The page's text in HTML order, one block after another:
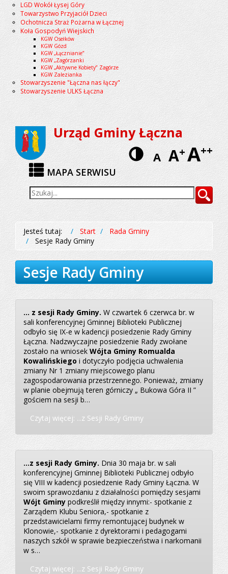
LGD Wokół Łysej Góry
Towarzystwo Przyjaciół Dzieci
Ochotnicza Straż Pożarna w Łącznej
Koła Gospodyń Wiejskich
KGW Osełków
KGW Gózd
KGW „Łącznianie”
KGW „Zagórzanki
KGW „Aktywne Kobiety” Zagórze
KGW Zalezianka
Stowarzyszenie "Łączna nas łączy"
Stowarzyszenie ULKS Łączna
Urząd Gminy Łączna
A A+A++
Wersja
MAPA SERWISU
Wyszukiwarka Szukaj
Jesteś tutaj: Start
Rada Gminy
Sesje Rady Gminy
Sesje Rady Gminy
... z sesji Rady Gminy. W czwartek 6 czerwca br. w
sali konferencyjnej Gminnej Biblioteki Publicznej
odbyło się IX-e w kadencji posiedzenie Rady Gminy
Łączna. Nadzwyczajne posiedzenie Rady zwołane
zostało na wniosek Wójta Gminy Romualda
Kowalińskiego i dotyczyło podjęcia uchwalenia
zmiany Nr 1 zmiany miejscowego planu
zagospodarowania przestrzennego. Ponieważ, zmiany
w planie obejmują teren górniczy „ Bukowa Góra II ”
gościem na sesji b…
Czytaj więcej: ...z Sesji Rady Gminy
...z sesji Rady Gminy. Dnia 30 maja br. w sali
konferencyjnej Gminnej Biblioteki Publicznej odbyło
się VIII w kadencji posiedzenie Rady Gminy Łączna. W
swoim sprawozdaniu z działalności pomiędzy sesjami
Wójt Gminy podkreślił między innymi:- spotkanie z
Zarządem Klubu Seniora,- spotkanie z
przedstawicielami firmy remontującej budynek w
Klonowie,- spotkanie z dyrektorami i pedagogami
naszych szkół w sprawie bezpieczeństwa i narkomanii
w s…
Czytaj więcej: ...z Sesji Rady Gminy